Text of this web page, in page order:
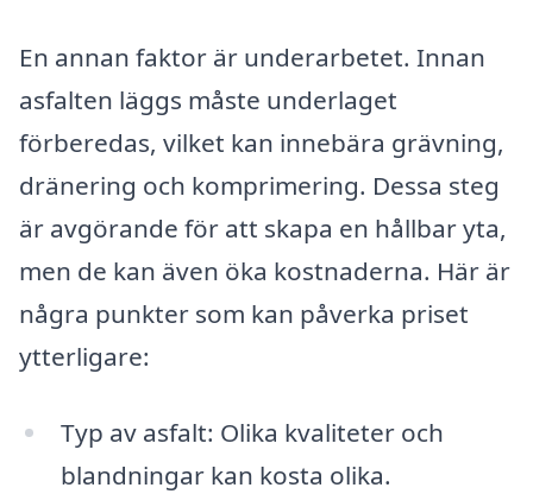
En annan faktor är underarbetet. Innan
asfalten läggs måste underlaget
förberedas, vilket kan innebära grävning,
dränering och komprimering. Dessa steg
är avgörande för att skapa en hållbar yta,
men de kan även öka kostnaderna. Här är
några punkter som kan påverka priset
ytterligare:
Typ av asfalt: Olika kvaliteter och
blandningar kan kosta olika.